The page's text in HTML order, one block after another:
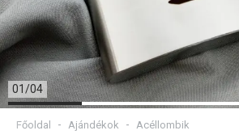
01 /04
Főoldal Ajándékok Acéllombik